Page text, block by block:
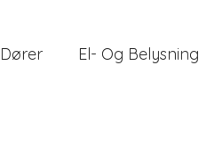
Dører El- Og Belysning